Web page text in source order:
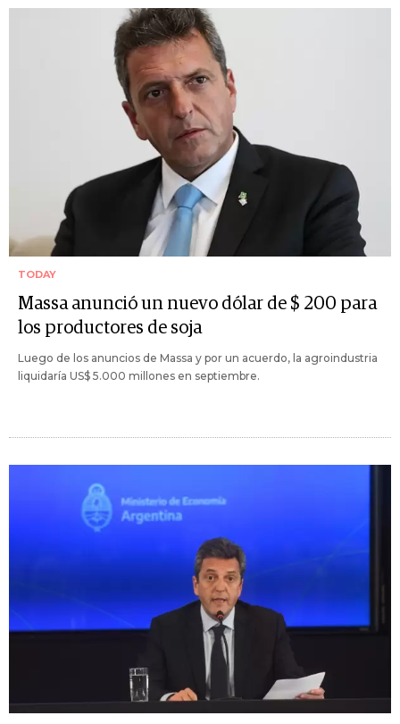
TODAY
Massa anunció un nuevo dólar de $ 200 para
los productores de soja
Luego de los anuncios de Massa y por un acuerdo, la agroindustria
liquidaría US$ 5.000 millones en septiembre.